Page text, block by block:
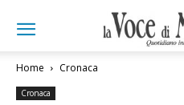
Home Cronaca
Cronaca